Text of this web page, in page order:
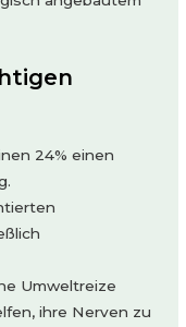
24% einen
Umweltreize
ihre Nerven zu